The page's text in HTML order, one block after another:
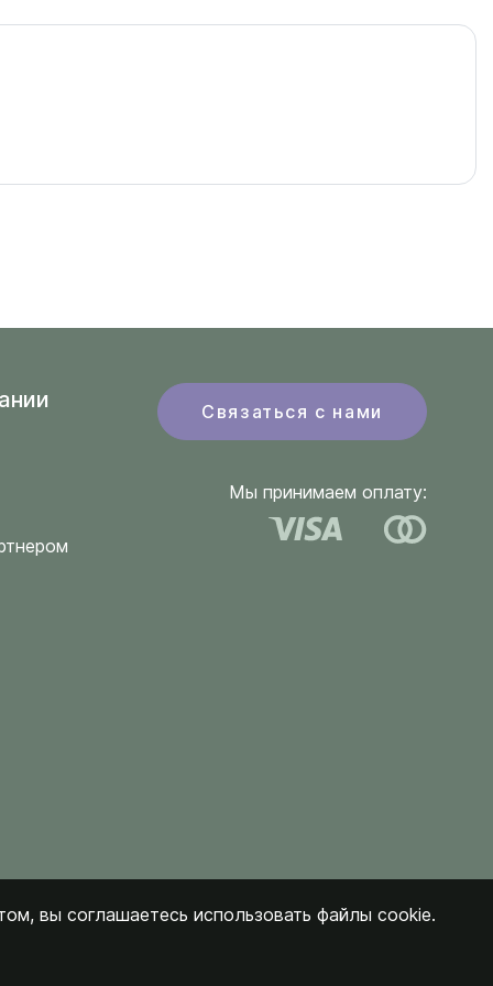
Связаться с нами
Мы принимаем оплату:
вы соглашаетесь использовать файлы cookie.